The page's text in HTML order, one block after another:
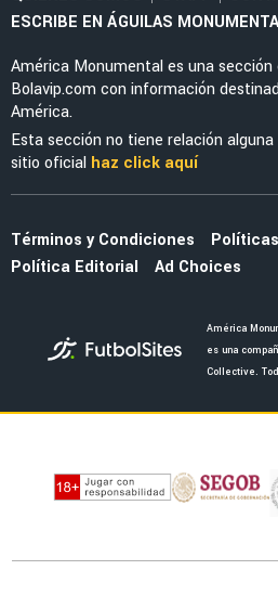
ESCRIBE EN ÁGUILAS
América Monumental es una
Bolavip.com con información
América.
Esta sección no tiene relación
sitio oficial haz click aquí
Términos y Condiciones
Política Editorial
Ad Choices
América
es una
Collective.